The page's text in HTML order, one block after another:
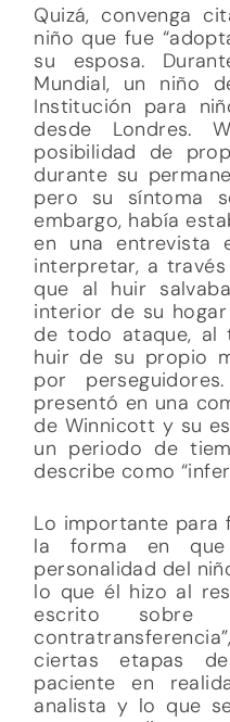
Quizá, convenga
niño que fue
su esposa.
Mundial, un niño
Institución para
desde Londres.
posibilidad de
durante su
pero su síntoma
embargo, había
en una
interpretar, a
que al huir
interior de su
de todo ataque, al
huir de su propio
por
presentó en una
de Winnicott y su
un periodo de
describe como
Lo importante para
la forma en
personalidad del
lo que él hizo al
escrito
ciertas etapas
paciente en
analista y lo que